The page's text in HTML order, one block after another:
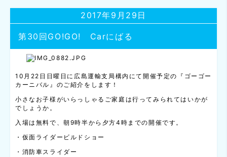
第30回GO!GO! Carにばる
2017年9月29日
10月22日日曜日に広島運輸支局構内にて開催予定の『ゴーゴー
カーニバル』のご紹介をします！
小さなお子様がいらっしゃるご家庭は行ってみられてはいかが
でしょうか。
入場は無料で、朝9時半から夕方4時までの開催です。
・仮面ライダービルドショー
・消防車スライダー